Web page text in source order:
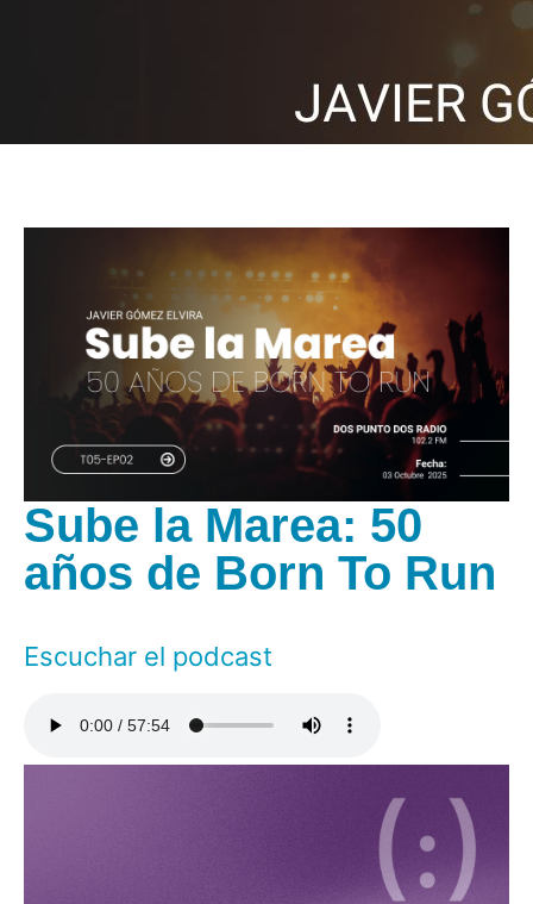
Sube la Marea: 50
años de Born To Run
Escuchar el podcast